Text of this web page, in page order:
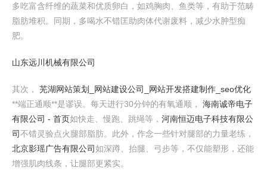
多吃富含纤维的蔬菜和优质卵白，如鸡胸肉、鱼类等，有助于范畴
脂肪堆积。同期，多喝水不错匡助肉体代谢废料，减少水肿型痴
肥。
山东远川机械有限公司
其次， 芜湖网站策划_网站建设公司_网站开发搭建制作_seo优化
**端正通顺**是谬误。每天进行30分钟的有氧通顺， 海南诚帝电子
有限公司 - 首页如快走、慢跑、跳绳等， 河南恒迈电子科技有限公
司不错灵验点火腿部脂肪。此外，作念一些针对腿部的力量老练，
北京影瑶广告有限公司如深蹲、抬腿、弓步等，不仅能塑形，还能
增强肌肉线条，让腿部更紧实。